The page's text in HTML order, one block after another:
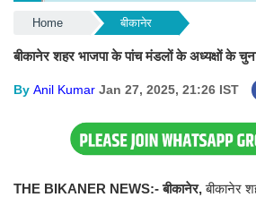
Home बीकानेर
बीकानेर शहर भाजपा के पांच मंडलों के अध्‍यक्षों के
By Anil Kumar Jan 27, 2025, 21:26 IST
THE BIKANER NEWS:- बीकानेर,बीकानेर